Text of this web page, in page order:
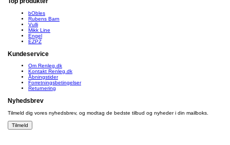
bObles
Rubens Barn
Vulli
Mikk Line
Engel
EZPZ
Kundeservice
Om Renleg.dk
Kontakt Renleg.dk
Åbningstider
Forretningsbetingelser
Returnering
Nyhedsbrev
Tilmeld dig vores nyhedsbrev, og modtag de bedste tilbud og nyheder i din mailboks.